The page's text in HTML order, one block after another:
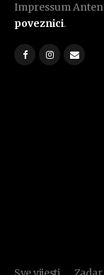
Impressum
poveznici.